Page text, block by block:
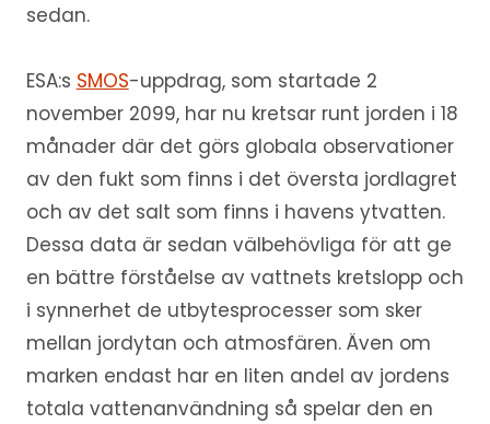
sedan.
ESA:s SMOS-uppdrag, som startade 2
november 2099, har nu kretsar runt jorden i 18
månader där det görs globala observationer
av den fukt som finns i det översta jordlagret
och av det salt som finns i havens ytvatten.
Dessa data är sedan välbehövliga för att ge
en bättre förståelse av vattnets kretslopp och
i synnerhet de utbytesprocesser som sker
mellan jordytan och atmosfären. Även om
marken endast har en liten andel av jordens
totala vattenanvändning så spelar den en